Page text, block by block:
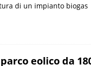
di un impianto biogas
eolico da